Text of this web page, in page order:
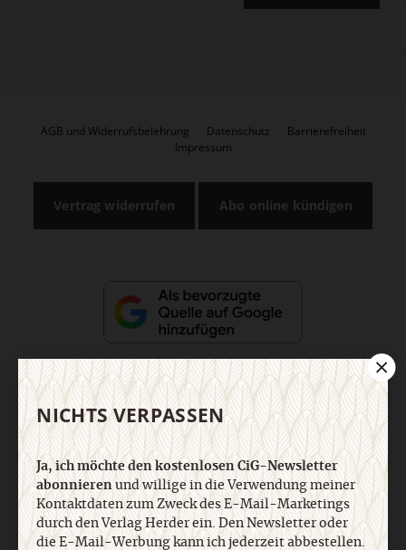
AGB und Widerrufsbelehrung Datenschutz
Barrierefreiheit
Impressum
Vertrag widerrufen Abo online kündigen
Nach oben
NICHTS VERPASSEN
Ja, ich möchte den kostenlosen CiG-Newsletter
abonnierenund willige in die Verwendung meiner
Kontaktdaten zum Zweck des E-Mail-Marketings
durch den Verlag Herder ein. Den Newsletter oder
die E-Mail-Werbung kann ich jederzeit abbestellen.